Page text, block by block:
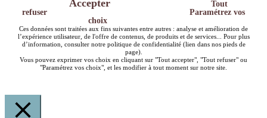
Accepter
Tout
refuser
Paramétrez vos
choix
Ces données sont traitées aux fins suivantes entre autres : analyse et amélioration de
l’expérience utilisateur, de l'offre de contenus, de produits et de services... Pour plus
d’information, consulter notre politique de confidentialité (lien dans nos pieds de
page).
Vous pouvez exprimer vos choix en cliquant sur "Tout accepter", "Tout refuser" ou
"Paramétrez vos choix", et les modifier à tout moment sur notre site.